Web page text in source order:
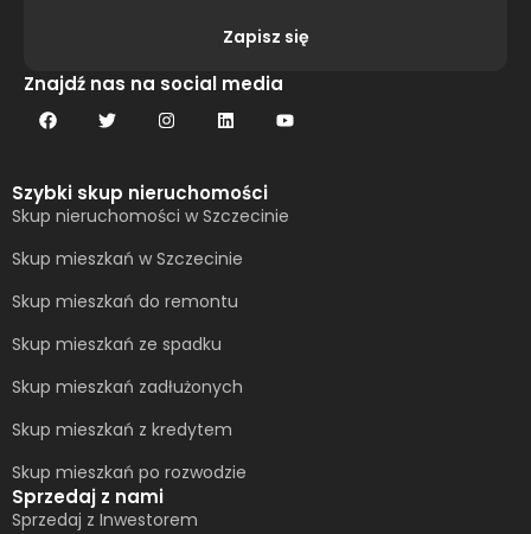
Zapisz się
Alternative:
Znajdź nas na social media
Szybki skup nieruchomości
Skup nieruchomości w Szczecinie
Skup mieszkań w Szczecinie
Skup mieszkań do remontu
Skup mieszkań ze spadku
Skup mieszkań zadłużonych
Skup mieszkań z kredytem
Skup mieszkań po rozwodzie
Sprzedaj z nami
Sprzedaj z Inwestorem